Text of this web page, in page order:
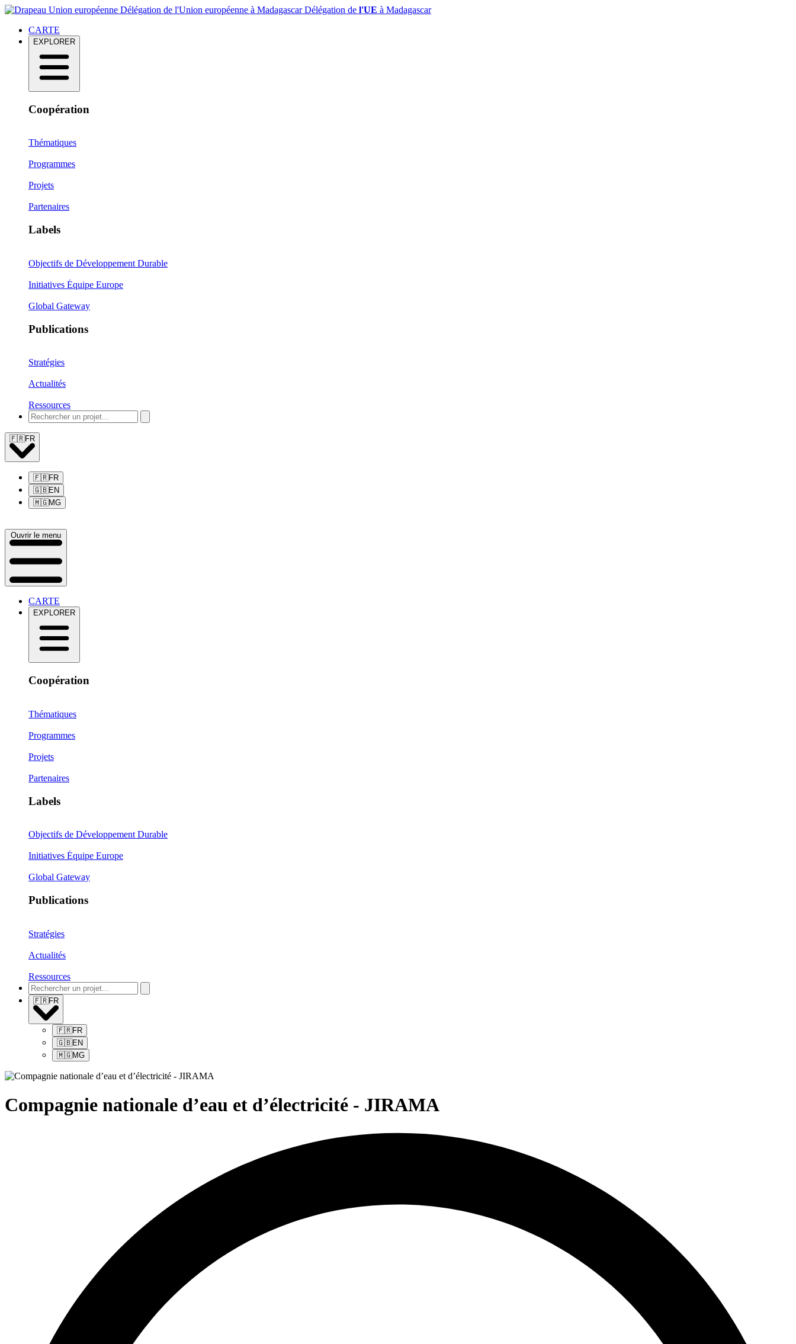
Délégation de l'Union européenne à MadagascarDélégation de l'UE à Madagascar
CARTE
EXPLORER
Coopération
Thématiques
Programmes
Projets
Partenaires
Labels
Objectifs de Développement Durable
Initiatives Équipe Europe
Global Gateway
Publications
Stratégies
Actualités
Ressources
🇫🇷FR
🇫🇷FR
🇬🇧EN
🇲🇬MG
Ouvrir le menu
CARTE
EXPLORER
Coopération
Thématiques
Programmes
Projets
Partenaires
Labels
Objectifs de Développement Durable
Initiatives Équipe Europe
Global Gateway
Publications
Stratégies
Actualités
Ressources
🇫🇷FR
🇫🇷FR
🇬🇧EN
🇲🇬MG
Compagnie nationale d’eau et d’électricité - JIRAMA